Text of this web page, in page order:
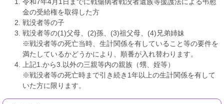
金の受給権を取得した方
戦没者等の子
戦没者等の(1)父母、(2)孫、(3)祖父母、(4)兄弟姉妹
※戦没者等の死亡当時、生計関係を有していること等の要件を
満たしているかどうかにより、順番が入れ替わります。
上記1.から3.以外の三親等内の親族（甥、姪等）
※戦没者等の死亡時まで引き続き1年以上の生計関係を有して
いた方に限ります。